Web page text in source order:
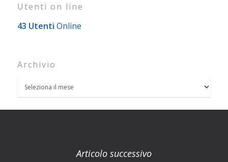
Utenti on line
43 Utenti Online
Archivio
Articolo successivo